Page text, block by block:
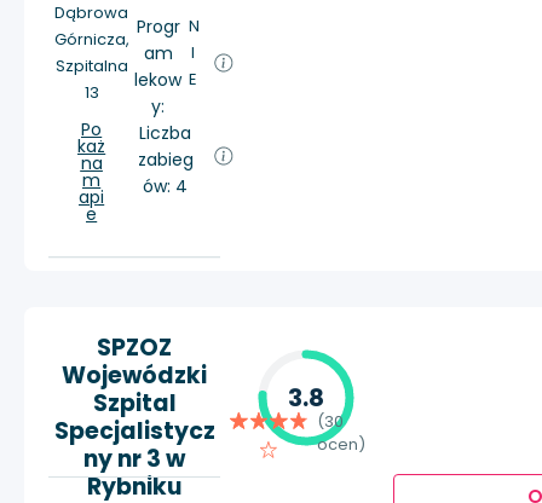
Dąbrowa
Górnicza,
Szpitalna
13
Po
każ
na
m
api
e
Progr
am
lekow
y:
N
I
E
Liczba
zabieg
ów: 4
SPZOZ
Wojewódzki
Szpital
Specjalistycz
ny nr 3 w
Rybniku
3.8
(30
ocen)
O